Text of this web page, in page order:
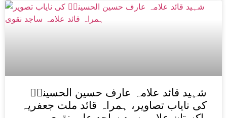
شہید قائد علامہ عارف حسین الحسینیؒ
کی نایاب تصاویر، ہمراہ قائد ملت جعفریہ